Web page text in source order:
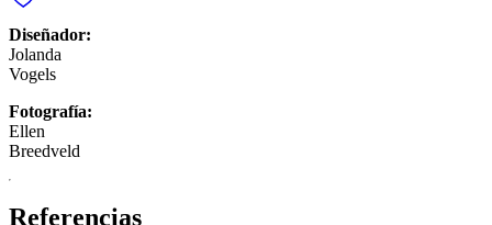
Diseñador:
Jolanda
Vogels
Fotografía:
Ellen
Breedveld
Referencias